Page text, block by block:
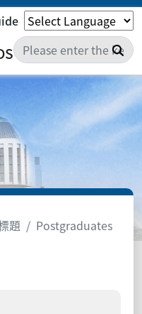
題 Postgraduates